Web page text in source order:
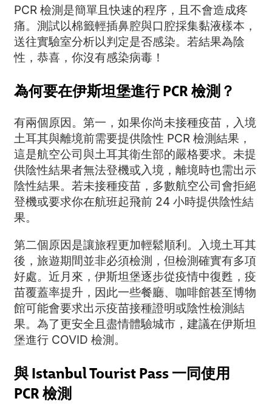
PCR 檢測是簡單且快速的程序，且不會造成疼
痛。測試以棉籤輕插鼻腔與口腔採集黏液樣本，
送往實驗室分析以判定是否感染。若結果為陰
性，恭喜，你沒有感染病毒！
為何要在伊斯坦堡進行 PCR 檢測？
有兩個原因。第一，如果你尚未接種疫苗，入境
土耳其與離境前需要提供陰性 PCR 檢測結果，
這是航空公司與土耳其衛生部的嚴格要求。未提
供陰性結果者無法登機或入境，離境時也需出示
陰性結果。若未接種疫苗，多數航空公司會拒絕
登機或要求你在航班起飛前 24 小時提供陰性結
果。
第二個原因是讓旅程更加輕鬆順利。入境土耳其
後，旅遊期間並非必須檢測，但檢測確實有多項
好處。近月來，伊斯坦堡逐步從疫情中復甦，疫
苗覆蓋率提升，因此一些餐廳、咖啡館甚至博物
館可能會要求出示疫苗接種證明或陰性檢測結
果。為了更安全且盡情體驗城市，建議在伊斯坦
堡進行 COVID 檢測。
與 Istanbul Tourist Pass 一同使用
PCR 檢測